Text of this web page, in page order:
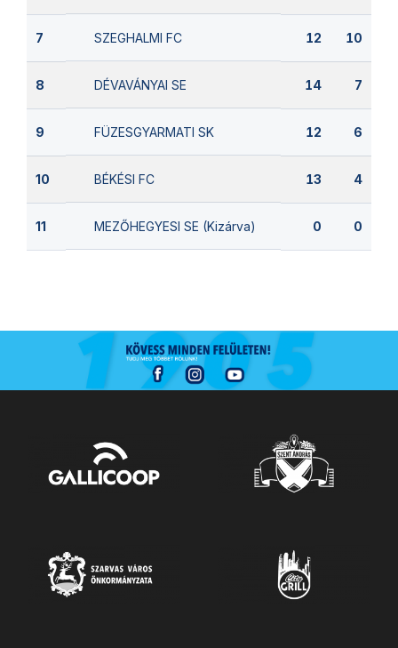
7 SZEGHALMI FC 12 10
8 DÉVAVÁNYAI SE 14 7
9 FÜZESGYARMATI SK 12 6
10 BÉKÉSI FC 13 4
11 MEZŐHEGYESI SE (Kizárva) 0 0